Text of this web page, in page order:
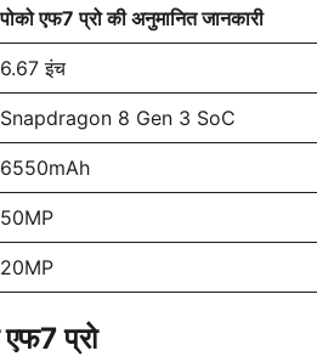
पोको एफ7 प्रो की अनुमानित जानकारी
6.67 इंच
Snapdragon 8 Gen 3 SoC
6550mAh
50MP
20MP
एफ7 प्रो